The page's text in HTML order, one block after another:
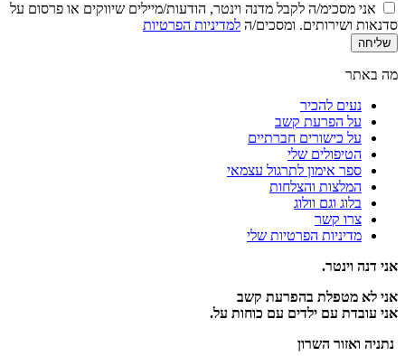
אני מסכימ/ה לקבל מדנה וינטר, הודעות/מיילים שיווקים או פרסום על
סדנאות ושירותים. ומסכים/ה למדיניות הפרטיות
שליחה
מה באתר
נעים להכיר
על הפרעת קשב
על כישורים חברתיים
הטיפולים שלי
ספר אימון לתרגול עצמאי
המלצות והצלחות
בלוג וגם וולוג
צרו קשר
מדיניות הפרטיות שלי
אני דנה וינטר.
אני לא מטפלת בהפרעת קשב
אני עובדת עם ילדים עם כוחות על.
נתניה ואזור השרון